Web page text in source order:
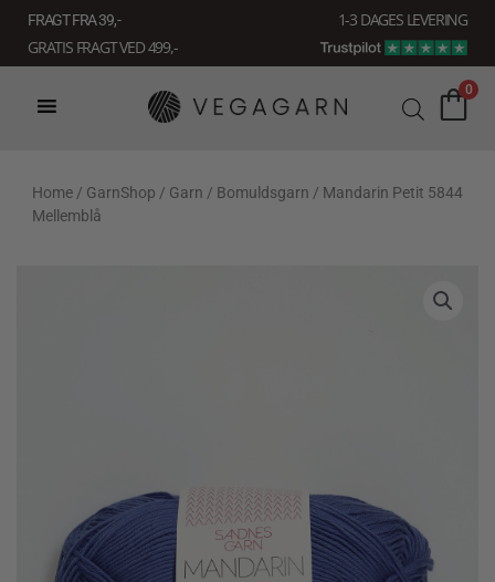
indholdet
FRAGT FRA 39, -
1-3 DAGES LEVERING
GRATIS FRAGT VED 499,-
0
Home / GarnShop / Garn / Bomuldsgarn / Mandarin Petit 5844
Mellemblå